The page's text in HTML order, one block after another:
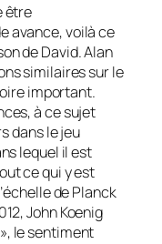
être
avance, voilà ce
de David. Alan
similaires sur le
important.
à ce sujet
dans le jeu
lequel il est
ce qui y est
de Planck
John Koenig
le sentiment